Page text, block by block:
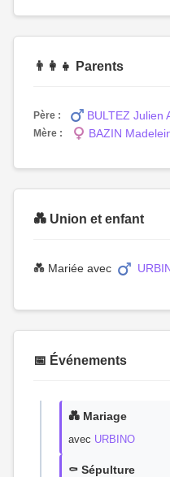
👨‍👩‍👧 Parents
Père : BULTEZ Julien
Mère :
BAZIN
💑 Union et enfant
💑 Mariée avec
📅 Événements
💑 Mariage
avec URBINO
⚰️ Sépulture